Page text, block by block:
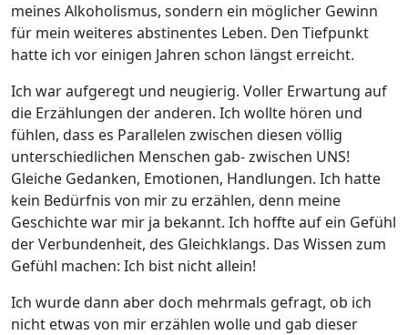
meines Alkoholismus, sondern ein möglicher Gewinn
für mein weiteres abstinentes Leben. Den Tiefpunkt
hatte ich vor einigen Jahren schon längst erreicht.
Ich war aufgeregt und neugierig. Voller Erwartung auf
die Erzählungen der anderen. Ich wollte hören und
fühlen, dass es Parallelen zwischen diesen völlig
unterschiedlichen Menschen gab- zwischen UNS!
Gleiche Gedanken, Emotionen, Handlungen. Ich hatte
kein Bedürfnis von mir zu erzählen, denn meine
Geschichte war mir ja bekannt. Ich hoffte auf ein Gefühl
der Verbundenheit, des Gleichklangs. Das Wissen zum
Gefühl machen: Ich bist nicht allein!
Ich wurde dann aber doch mehrmals gefragt, ob ich
nicht etwas von mir erzählen wolle und gab dieser